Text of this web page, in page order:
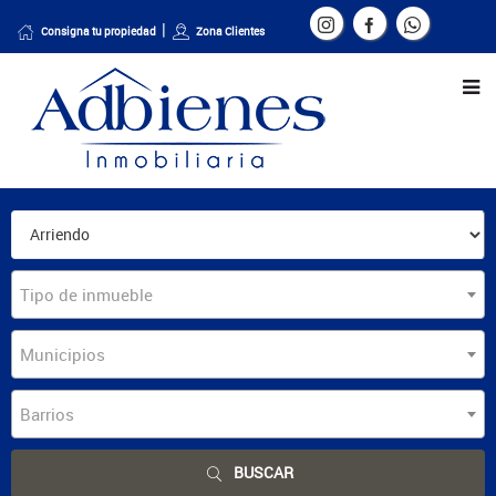
Consigna tu propiedad Zona Clientes
Tipo de inmueble
Municipios
Barrios
BUSCAR